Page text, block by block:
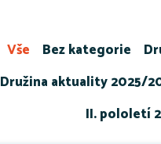
Bez kategorie
Družina aktuality 2025/
II. pololetí
Vše